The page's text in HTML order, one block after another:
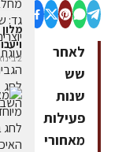
לאחר
שש
שנות
פעילות
מאחורי
2 בינואר 2006